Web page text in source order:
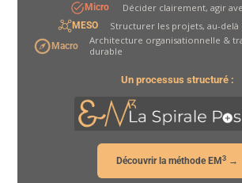
Micro Décider clairement, agir
MESO Structurer les projets, au-
Macro
Architecture organisationnelle &
durable
Un processus structuré :
Découvrir la méthode EM3 →